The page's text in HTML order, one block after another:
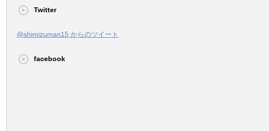
Twitter
@shimizuman15 からのツイート
facebook